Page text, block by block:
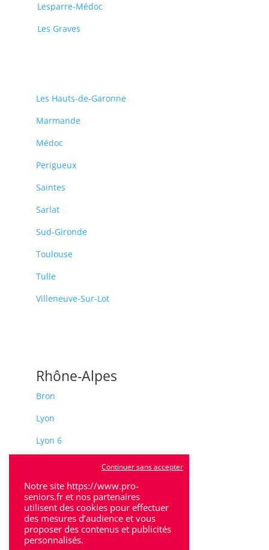
Lesparre-Médoc
Les Graves
Les Hauts-de-Garonne
Marmande
Médoc
Perigueux
Saintes
Sarlat
Sud-Gironde
Toulouse
Tulle
Villeneuve-Sur-Lot
Rhône-Alpes
Bron
Lyon
Lyon 6
Calluire
Décines
Saint-Etienne
Notre site https://www.pro-
seniors.fr et nos partenaires
utilisent des cookies pour effectuer
des mesures d’audience et vous
proposer des contenus et publicités
personnalisés.
Continuer sans accepter